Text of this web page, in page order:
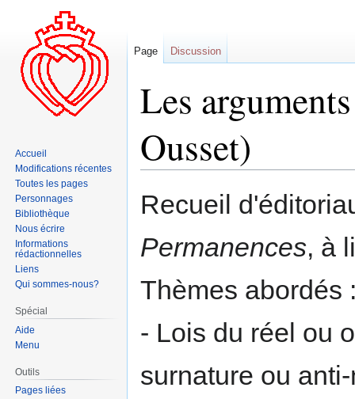
Les
Ousset)
à
navigation
à
recherche
Recueil
Permanences, à
Thèmes abordés
- Lois du réel ou
surnature ou
Page Discussion
Accueil
Modifications récentes
Toutes les pages
Personnages
Bibliothèque
Nous écrire
Informations
rédactionnelles
Liens
Qui sommes-nous?
Spécial
Aide
Menu
Outils
Pages liées